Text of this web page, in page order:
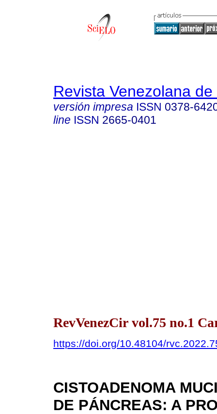
Revista Venezolana
versión impresa ISSN 0378-
line ISSN 2665-0401
RevVenezCir vol.75 no.1
https://doi.org/10.48104/
CISTOADENOMA
DE PÁNCREAS: A